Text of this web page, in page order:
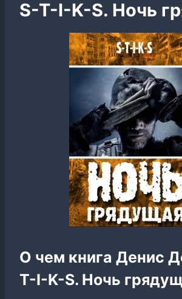
S-T-I-K-S. Ночь
О чем книга Денис
T-I-K-S. Ночь